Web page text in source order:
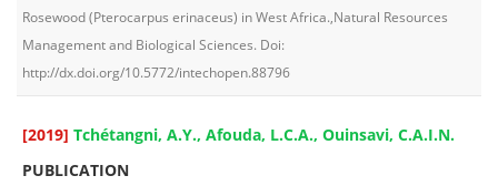
Rosewood (Pterocarpus erinaceus) in West Africa.,Natural Resources
Management and Biological Sciences. Doi:
http://dx.doi.org/10.5772/intechopen.88796
[2019] Tchétangni, A.Y., Afouda, L.C.A., Ouinsavi, C.A.I.N.
PUBLICATION